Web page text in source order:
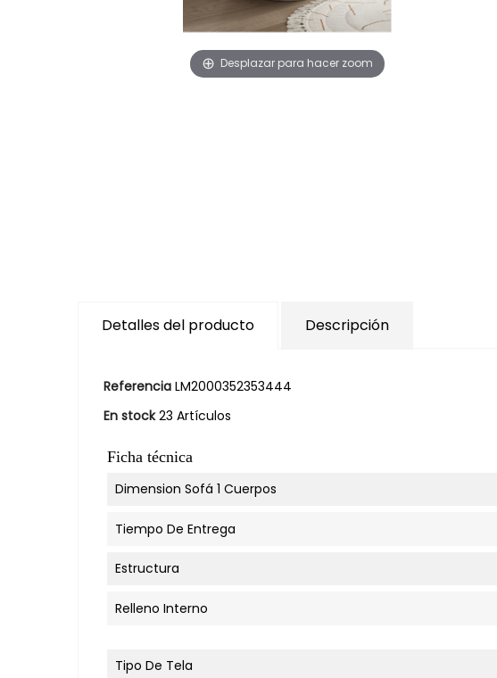
Desplazar para hacer zoom
Detalles del producto Descripción
Referencia LM2000352353444
En stock 23 Artículos
Ficha técnica
Dimension Sofá 1 Cuerpos
Tiempo De Entrega
Estructura
Relleno Interno
Tipo De Tela